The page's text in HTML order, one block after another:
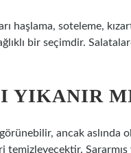
haşlama, soteleme,
bir seçimdir.
YIKANIR
ancak aslında
Sararmış